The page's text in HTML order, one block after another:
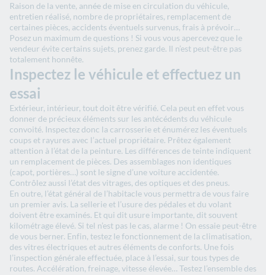
Raison de la vente, année de mise en circulation du véhicule,
entretien réalisé, nombre de propriétaires, remplacement de
certaines pièces, accidents éventuels survenus, frais à prévoir…
Posez un maximum de questions ! Si vous vous apercevez que le
vendeur évite certains sujets, prenez garde. Il n’est peut-être pas
totalement honnête.
Inspectez le véhicule et effectuez un
essai
Extérieur, intérieur, tout doit être vérifié. Cela peut en effet vous
donner de précieux éléments sur les antécédents du véhicule
convoité. Inspectez donc la carrosserie et énumérez les éventuels
coups et rayures avec l’actuel propriétaire. Prêtez également
attention à l’état de la peinture. Les différences de teinte indiquent
un remplacement de pièces. Des assemblages non identiques
(capot, portières…) sont le signe d’une voiture accidentée.
Contrôlez aussi l’état des vitrages, des optiques et des pneus.
En outre, l’état général de l’habitacle vous permettra de vous faire
un premier avis. La sellerie et l’usure des pédales et du volant
doivent être examinés. Et qui dit usure importante, dit souvent
kilométrage élevé. Si tel n’est pas le cas, alarme ! On essaie peut-être
de vous berner. Enfin, testez le fonctionnement de la climatisation,
des vitres électriques et autres éléments de conforts. Une fois
l’inspection générale effectuée, place à l’essai, sur tous types de
routes. Accélération, freinage, vitesse élevée… Testez l’ensemble des